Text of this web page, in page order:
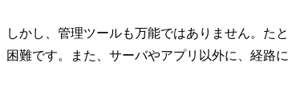
しかし、管理ツールも万能ではありません。た
困難です。また、サーバやアプリ以外に、経路